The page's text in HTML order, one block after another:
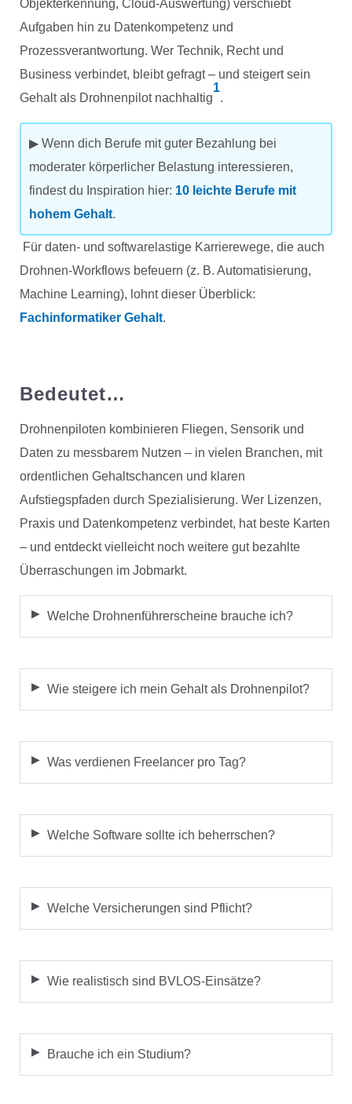
Objekterkennung, Cloud-Auswertung) verschiebt
Aufgaben hin zu Datenkompetenz und
Prozessverantwortung. Wer Technik, Recht und
Business verbindet, bleibt gefragt – und steigert sein
Gehalt als Drohnenpilot nachhaltig
1
.
▶ Wenn dich Berufe mit guter Bezahlung bei
moderater körperlicher Belastung interessieren,
findest du Inspiration hier: 10 leichte Berufe mit
hohem Gehalt.
Für daten- und softwarelastige Karrierewege, die auch
Drohnen-Workflows befeuern (z. B. Automatisierung,
Machine Learning), lohnt dieser Überblick:
Fachinformatiker Gehalt.
Bedeutet…
Drohnenpiloten kombinieren Fliegen, Sensorik und
Daten zu messbarem Nutzen – in vielen Branchen, mit
ordentlichen Gehaltschancen und klaren
Aufstiegspfaden durch Spezialisierung. Wer Lizenzen,
Praxis und Datenkompetenz verbindet, hat beste Karten
– und entdeckt vielleicht noch weitere gut bezahlte
Überraschungen im Jobmarkt.
Welche Drohnenführerscheine brauche ich?
Wie steigere ich mein Gehalt als Drohnenpilot?
Was verdienen Freelancer pro Tag?
Welche Software sollte ich beherrschen?
Welche Versicherungen sind Pflicht?
Wie realistisch sind BVLOS-Einsätze?
Brauche ich ein Studium?